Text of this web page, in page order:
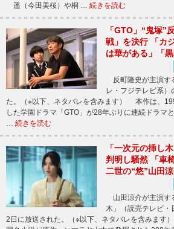
遥（今田美桜）や桐 … 続きを読む
「GTO」“鬼塚”
戦」を決行 「カ
は華がある」「
反町隆史が主演す
レ・フジテレビ系
た。（※以下、ネタバレを含みます） 本作は、
した学園ドラマ「GTO」が28年ぶりに連続ドラマ
続きを読む
「一次元の挿し
判明し騒然 「車
二世の“悠”山田涼
山田涼介が主演す
木」（読売テレビ・
2日に放送された。（※以下、ネタバレを含みま